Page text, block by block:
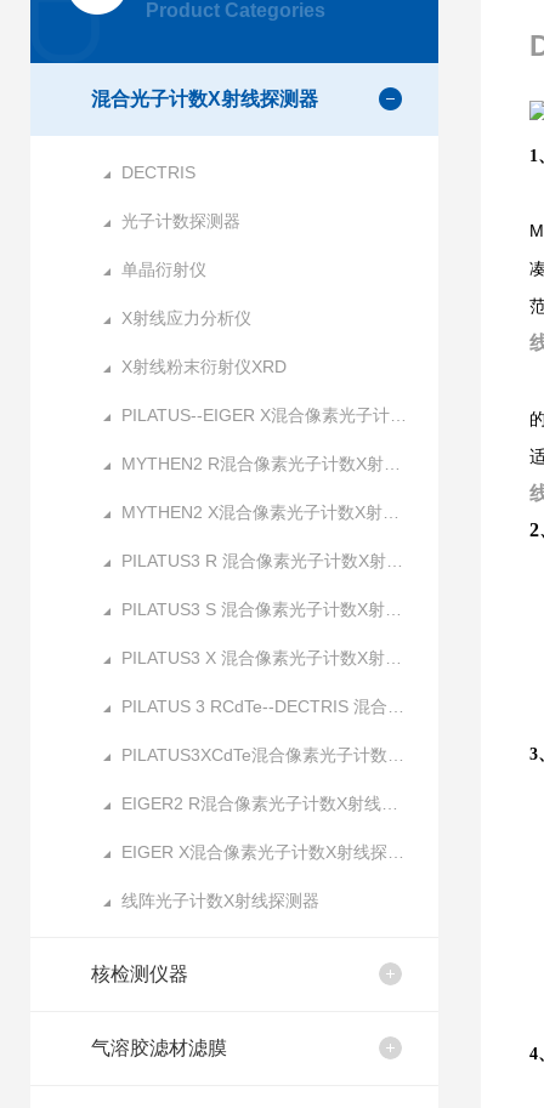
Product Categories
混合光子计数X射线探测器
DECTRIS
光子计数探测器
单晶衍射仪
X射线应力分析仪
X射线粉末衍射仪XRD
PILATUS--EIGER X混合像素光子计数X射线探测器
MYTHEN2 R混合像素光子计数X射线探测器
MYTHEN2 X混合像素光子计数X射线探测器
PILATUS3 R 混合像素光子计数X射线探测器
PILATUS3 S 混合像素光子计数X射线探测器
PILATUS3 X 混合像素光子计数X射线探测器
PILATUS 3 RCdTe--DECTRIS 混合像素光子计数X射线探测器
PILATUS3XCdTe混合像素光子计数X射线探测器
EIGER2 R混合像素光子计数X射线探测器
EIGER X混合像素光子计数X射线探测器
线阵光子计数X射线探测器
核检测仪器
气溶胶滤材滤膜
1
2
3
4